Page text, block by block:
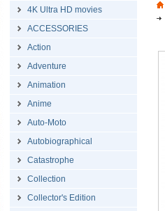
4K Ultra HD movies
ACCESSORIES
Action
Adventure
Animation
Anime
Auto-Moto
Autobiographical
Catastrophe
Collection
Collector's Edition